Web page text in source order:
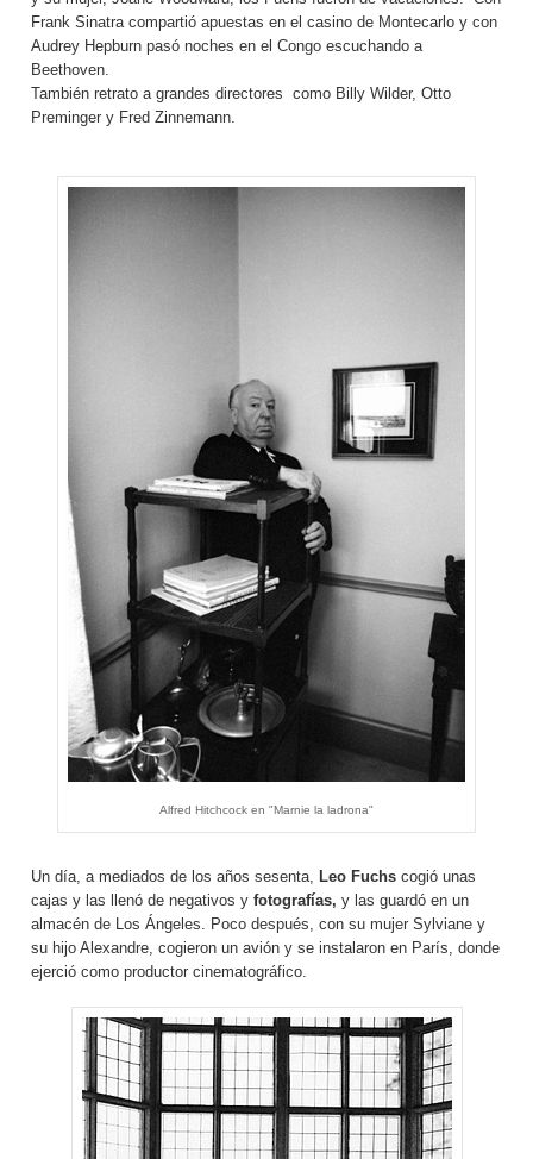
Frank Sinatra compartió apuestas en el casino de Montecarlo y con
Audrey Hepburn pasó noches en el Congo escuchando a
Beethoven.
También retrato a grandes directores como Billy Wilder, Otto
Preminger y Fred Zinnemann.
Alfred Hitchcock en "Marnie la ladrona"
Un día, a mediados de los años sesenta, Leo Fuchs cogió unas
cajas y las llenó de negativos y fotografías, y las guardó en un
almacén de Los Ángeles. Poco después, con su mujer Sylviane y
su hijo Alexandre, cogieron un avión y se instalaron en París, donde
ejerció como productor cinematográfico.